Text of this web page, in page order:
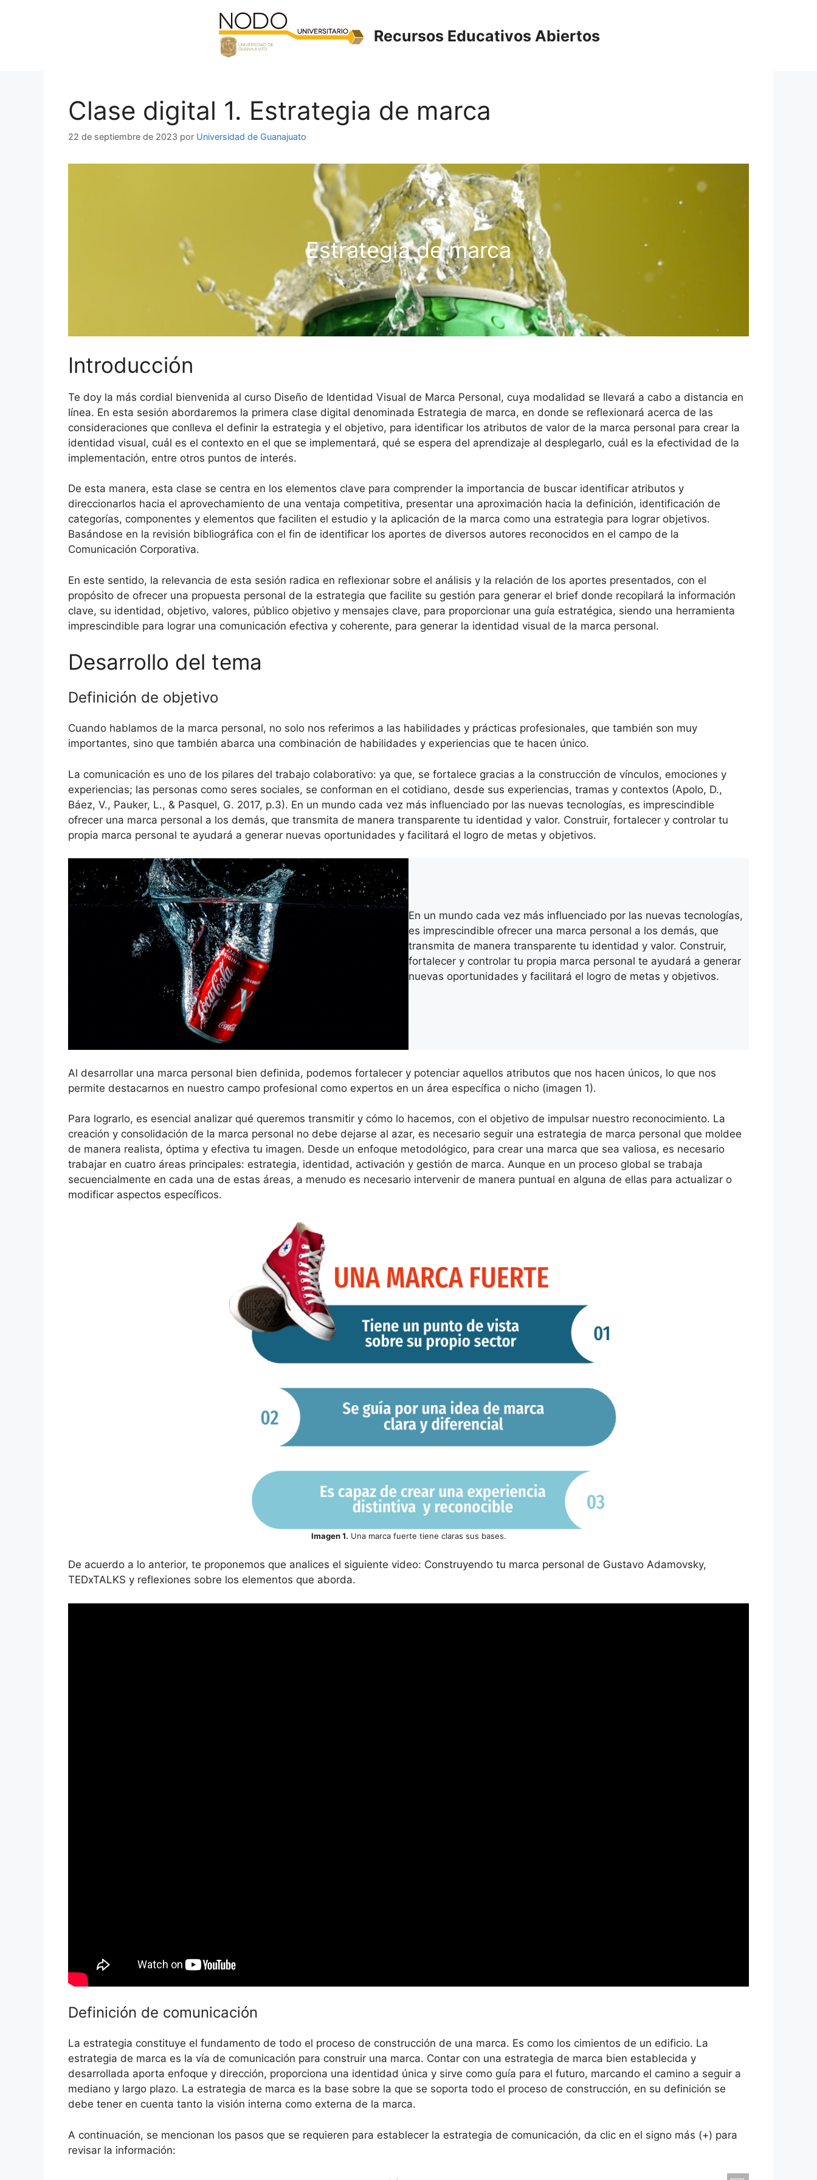
Recursos Educativos Abiertos
Clase digital 1. Estrategia de marca
22 de septiembre de 2023 por Universidad de Guanajuato
Estrategia de marca
Introducción
Te doy la más cordial bienvenida al curso Diseño de Identidad Visual de Marca Personal, cuya modalidad se llevará a cabo a distancia en
línea. En esta sesión abordaremos la primera clase digital denominada Estrategia de marca, en donde se reflexionará acerca de las
consideraciones que conlleva el definir la estrategia y el objetivo, para identificar los atributos de valor de la marca personal para crear la
identidad visual, cuál es el contexto en el que se implementará, qué se espera del aprendizaje al desplegarlo, cuál es la efectividad de la
implementación, entre otros puntos de interés.
De esta manera, esta clase se centra en los elementos clave para comprender la importancia de buscar identificar atributos y
direccionarlos hacia el aprovechamiento de una ventaja competitiva, presentar una aproximación hacia la definición, identificación de
categorías, componentes y elementos que faciliten el estudio y la aplicación de la marca como una estrategia para lograr objetivos.
Basándose en la revisión bibliográfica con el fin de identificar los aportes de diversos autores reconocidos en el campo de la
Comunicación Corporativa.
En este sentido, la relevancia de esta sesión radica en reflexionar sobre el análisis y la relación de los aportes presentados, con el
propósito de ofrecer una propuesta personal de la estrategia que facilite su gestión para generar el brief donde recopilará la información
clave, su identidad, objetivo, valores, público objetivo y mensajes clave, para proporcionar una guía estratégica, siendo una herramienta
imprescindible para lograr una comunicación efectiva y coherente, para generar la identidad visual de la marca personal.
Desarrollo del tema
Definición de objetivo
Cuando hablamos de la marca personal, no solo nos referimos a las habilidades y prácticas profesionales, que también son muy
importantes, sino que también abarca una combinación de habilidades y experiencias que te hacen único.
La comunicación es uno de los pilares del trabajo colaborativo: ya que, se fortalece gracias a la construcción de vínculos, emociones y
experiencias; las personas como seres sociales, se conforman en el cotidiano, desde sus experiencias, tramas y contextos (Apolo, D.,
Báez, V., Pauker, L., & Pasquel, G. 2017, p.3). En un mundo cada vez más influenciado por las nuevas tecnologías, es imprescindible
ofrecer una marca personal a los demás, que transmita de manera transparente tu identidad y valor. Construir, fortalecer y controlar tu
propia marca personal te ayudará a generar nuevas oportunidades y facilitará el logro de metas y objetivos.
En un mundo cada vez más influenciado por las nuevas tecnologías,
es imprescindible ofrecer una marca personal a los demás, que
transmita de manera transparente tu identidad y valor. Construir,
fortalecer y controlar tu propia marca personal te ayudará a generar
nuevas oportunidades y facilitará el logro de metas y objetivos.
Al desarrollar una marca personal bien definida, podemos fortalecer y potenciar aquellos atributos que nos hacen únicos, lo que nos
permite destacarnos en nuestro campo profesional como expertos en un área específica o nicho (imagen 1).
Para lograrlo, es esencial analizar qué queremos transmitir y cómo lo hacemos, con el objetivo de impulsar nuestro reconocimiento. La
creación y consolidación de la marca personal no debe dejarse al azar, es necesario seguir una estrategia de marca personal que moldee
de manera realista, óptima y efectiva tu imagen. Desde un enfoque metodológico, para crear una marca que sea valiosa, es necesario
trabajar en cuatro áreas principales: estrategia, identidad, activación y gestión de marca. Aunque en un proceso global se trabaja
secuencialmente en cada una de estas áreas, a menudo es necesario intervenir de manera puntual en alguna de ellas para actualizar o
modificar aspectos específicos.
Imagen 1. Una marca fuerte tiene claras sus bases.
De acuerdo a lo anterior, te proponemos que analices el siguiente video: Construyendo tu marca personal de Gustavo Adamovsky,
TEDxTALKS y reflexiones sobre los elementos que aborda.
Definición de comunicación
La estrategia constituye el fundamento de todo el proceso de construcción de una marca. Es como los cimientos de un edificio. La
estrategia de marca es la vía de comunicación para construir una marca. Contar con una estrategia de marca bien establecida y
desarrollada aporta enfoque y dirección, proporciona una identidad única y sirve como guía para el futuro, marcando el camino a seguir a
mediano y largo plazo. La estrategia de marca es la base sobre la que se soporta todo el proceso de construcción, en su definición se
debe tener en cuenta tanto la visión interna como externa de la marca.
A continuación, se mencionan los pasos que se requieren para establecer la estrategia de comunicación, da clic en el signo más (+) para
revisar la información: